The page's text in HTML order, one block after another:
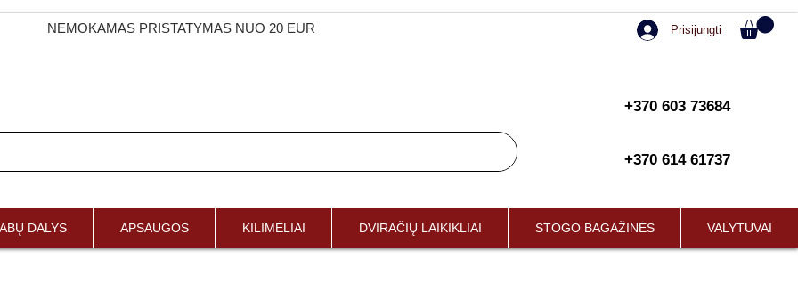
NEMOKAMAS PRISTATYMAS NUO 20 EUR Prisijungti
+370 603 73684
+370 614 61737
DALYS APSAUGOS KILIMĖLIAI DVIRAČIŲ LAIKIKLIAI STOGO BAGAŽINĖS VALYTUVAI